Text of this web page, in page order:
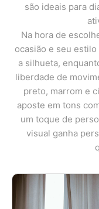
são ideais para
Na hora de
ocasião e seu
a silhueta,
liberdade de
preto, marrom e
aposte em tons
um toque de
visual ganha